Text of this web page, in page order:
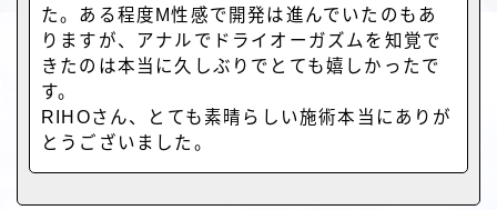
た。ある程度M性感で開発は進んでいたのもあ
りますが、アナルでドライオーガズムを知覚で
きたのは本当に久しぶりでとても嬉しかったで
す。
RIHOさん、とても素晴らしい施術本当にありが
とうございました。